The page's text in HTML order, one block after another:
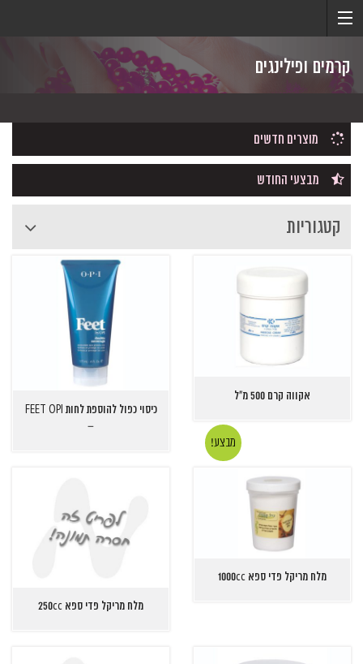
קרמים ופילינגים
מוצרים חדשים
מבצעי החודש
קטגוריות
אקווה קרם 500 מ"ל
כיסוי כפול להוספת לחות FEET OPI
–
מבצע!
מלח מריקל פדי ספא 1000cc
מלח מריקל פדי ספא 250cc